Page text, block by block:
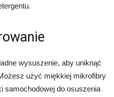
wysuszenie, aby uniknąć
użyć miękkiej mikrofibry
samochodowej do osuszenia